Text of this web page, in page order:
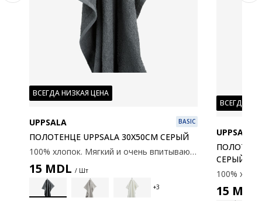
ВСЕГДА НИЗКАЯ ЦЕНА
UPPSALA BASIC
ПОЛОТЕНЦЕ UPPSALA 30X50СМ СЕРЫЙ
100% хлопок. Мягкий и очень впитывающий. 400 г/м2. 30x50 см.
15 MDL / Шт
ВСЕГДА
UPPSALA
СЕРЫЙ
15 MDL